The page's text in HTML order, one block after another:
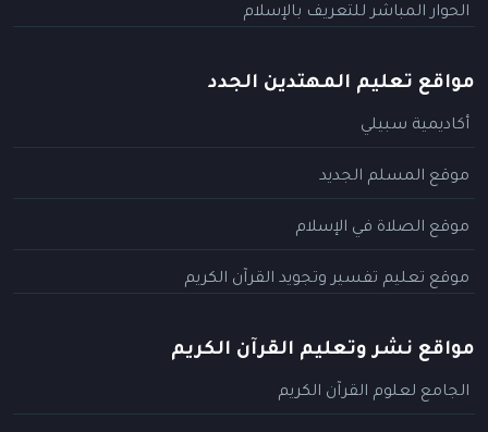
الحوار المباشر للتعريف بالإسلام
مواقع تعليم المهتدين الجدد
أكاديمية سبيلي
موقع المسلم الجديد
موقع الصلاة في الإسلام
موقع تعليم تفسير وتجويد القرآن الكريم
مواقع نشر وتعليم القرآن الكريم
الجامع لعلوم القرآن الكريم